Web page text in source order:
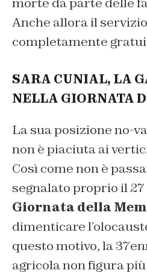
morte da parte delle
Anche allora il
completamente
SARA CUNIAL, LA
NELLA GIORNATA
La sua posizione no-
non è piaciuta ai
Così come non è
segnalato proprio il
Giornata della
dimenticare
questo motivo, la
agricola non figura